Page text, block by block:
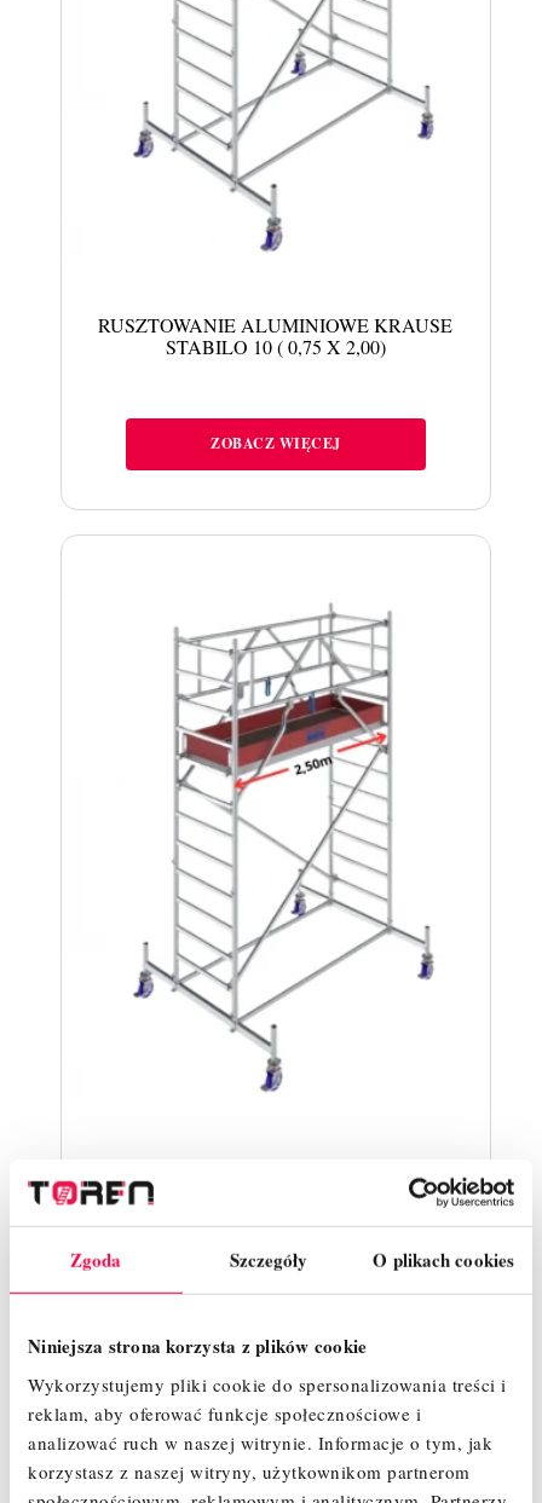
Zgoda Szczegóły O plikach cookies
Niniejsza strona korzysta z plików cookie
Wykorzystujemy pliki cookie do spersonalizowania treści i
reklam, aby oferować funkcje społecznościowe i
analizować ruch w naszej witrynie. Informacje o tym, jak
korzystasz z naszej witryny, użytkownikom partnerom
RUSZTOWANIE ALUMINIOWE KRAUSE
STABILO 10 ( 0,75 X 2,00)
ZOBACZ WIĘCEJ
Powrót do góry 